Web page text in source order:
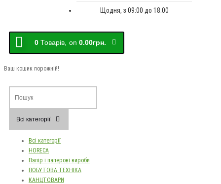
Щодня, з 09:00 до 18:00
0 Товарів, on 0.00грн.
Ваш кошик порожній!
Всі категорії
Всі категорії
HORECA
Папір і паперові вироби
ПОБУТОВА ТЕХНІКА
КАНЦТОВАРИ